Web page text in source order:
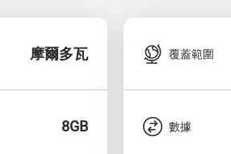
摩爾多瓦
8GB
覆蓋範圍
數據